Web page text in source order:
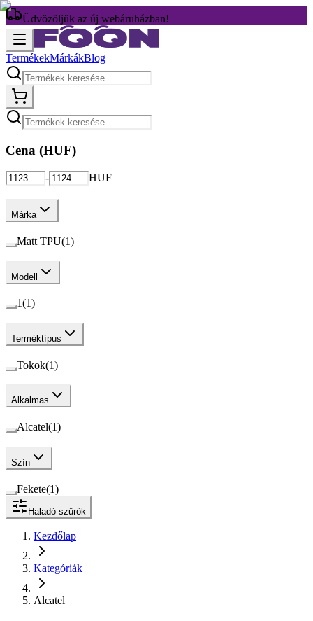
Üdvözöljük az új webáruházban!
TermékekMárkákBlog
Cena (HUF)
- HUF
Márka
Matt TPU(1)
Modell
1(1)
Terméktípus
Tokok(1)
Alkalmas
Alcatel(1)
Szín
Fekete(1)
Haladó szűrők
Kezdőlap
Kategóriák
Alcatel